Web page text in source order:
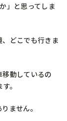
」と思ってしま
どこでも行きま
動しているの
。
ません。